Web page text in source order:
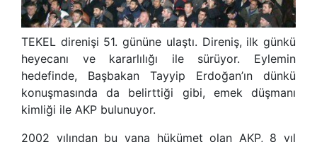
TEKEL direnişi 51. gününe ulaştı. Direniş, ilk günkü
heyecanı ve kararlılığı ile sürüyor. Eylemin
hedefinde, Başbakan Tayyip Erdoğan’ın dünkü
konuşmasında da belirttiği gibi, emek düşmanı
kimliği ile AKP bulunuyor.
2002 yılından bu yana hükümet olan AKP, 8 yıl